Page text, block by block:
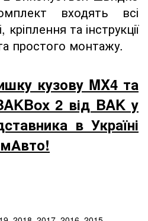
входять всі
кріплення та інструкції
простого монтажу.
кузову MX4 та
2 від BAK у
в Україні